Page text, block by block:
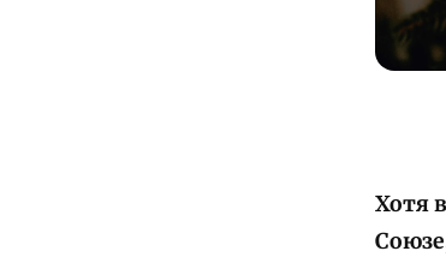
Хотя